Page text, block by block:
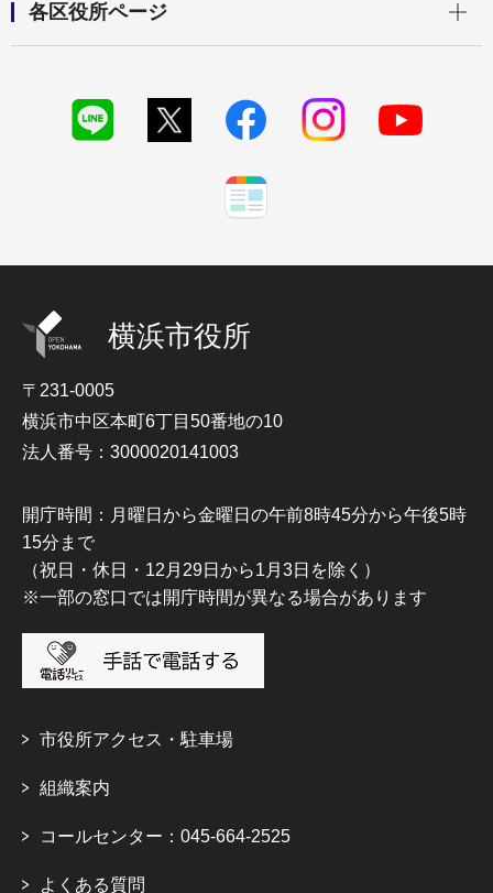
各区役所ページ
横浜市役所
〒231-0005
横浜市中区本町6丁目50番地の10
法人番号：3000020141003
開庁時間：月曜日から金曜日の午前8時45分から午後5時
15分まで
（祝日・休日・12月29日から1月3日を除く）
※一部の窓口では開庁時間が異なる場合があります
市役所アクセス・駐車場
組織案内
コールセンター：045-664-2525
よくある質問